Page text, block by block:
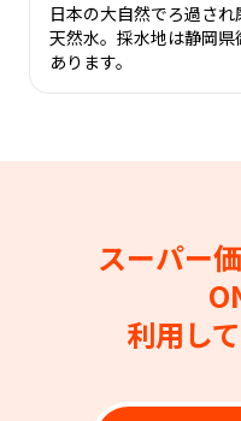
日本の大自然でろ過さ
天然水。採水地は静岡
あります。
スーパー
利用し